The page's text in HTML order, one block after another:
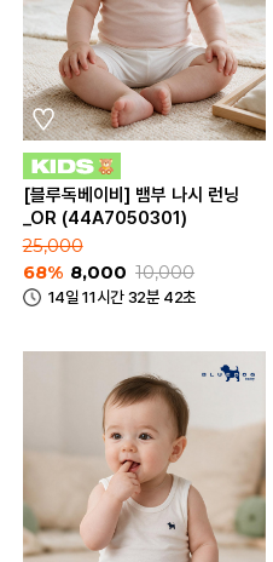
[블루독베이비] 뱀부 나시 런닝
_OR (44A7050301)
25,000
68% 8,000 10,000
14일 11시간 32분 42초